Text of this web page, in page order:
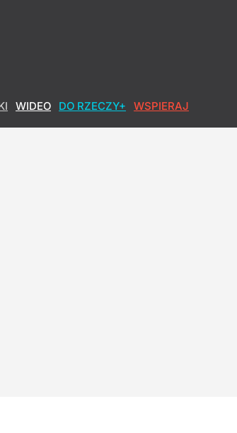
WIDEO DO RZECZY+ WSPIERAJ